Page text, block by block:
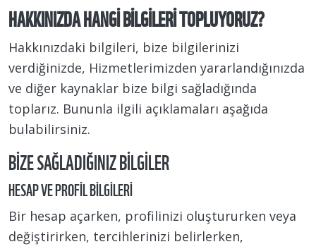
HAKKINIZDA HANGI BILGILERI TOPLUYORUZ?
Hakkınızdaki bilgileri, bize bilgilerinizi
verdiğinizde, Hizmetlerimizden yararlandığınızda
ve diğer kaynaklar bize bilgi sağladığında
toplarız. Bununla ilgili açıklamaları aşağıda
bulabilirsiniz.
BIZE SAĞLADIĞINIZ BILGILER
HESAP VE PROFIL BILGILERI
Bir hesap açarken, profilinizi oluştururken veya
değiştirirken, tercihlerinizi belirlerken,